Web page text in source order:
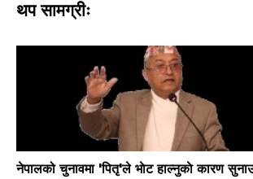
थप सामग्रीः
नेपालको चुनावमा 'पितृ'ले भाेट हाल्नुकाे कारण